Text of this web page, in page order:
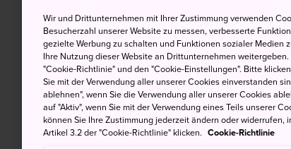
Wir und Drittunternehmen mit Ihrer Zustimmung verwenden
Besucherzahl unserer Website zu messen, verbesserte
gezielte Werbung zu schalten und Funktionen sozialer Medien
Ihre Nutzung dieser Website an Drittunternehmen
"Cookie-Richtlinie" und den "Cookie-Einstellungen". Bitte
Sie mit der Verwendung aller unserer Cookies einverstanden
ablehnen", wenn Sie die Verwendung aller unserer Cookies
auf "Aktiv", wenn Sie mit der Verwendung eines Teils unserer
können Sie Ihre Zustimmung jederzeit ändern oder widerrufen,
Artikel 3.2 der "Cookie-Richtlinie" klicken. Cookie-Richtlinie